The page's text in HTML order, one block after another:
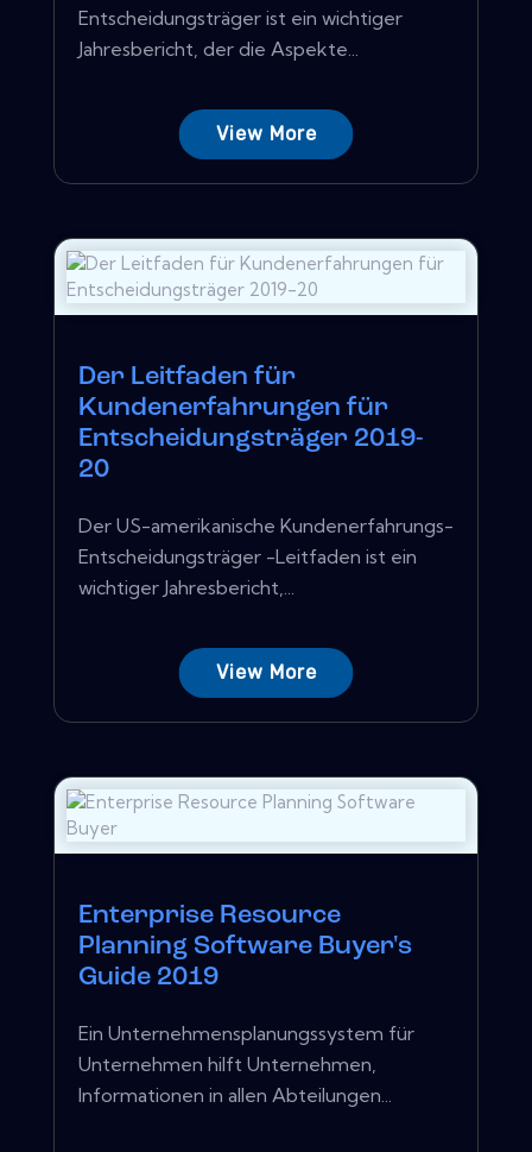
Entscheidungsträger ist ein wichtiger
Jahresbericht, der die Aspekte...
View More
Der Leitfaden für
Kundenerfahrungen für
Entscheidungsträger 2019-
20
Der US-amerikanische Kundenerfahrungs-
Entscheidungsträger -Leitfaden ist ein
wichtiger Jahresbericht,...
View More
Enterprise Resource
Planning Software Buyer's
Guide 2019
Ein Unternehmensplanungssystem für
Unternehmen hilft Unternehmen,
Informationen in allen Abteilungen...